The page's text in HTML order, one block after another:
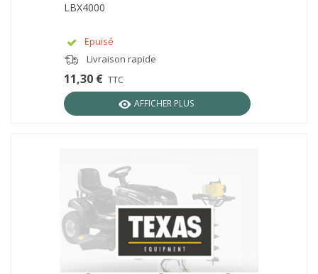
LBX4000
Epuisé
Livraison rapide
11,30 € TTC
AFFICHER PLUS